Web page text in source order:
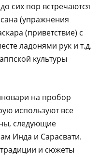
сих пор встречаются
(упражнения
(приветствие) с
ладонями рук и т.д.
культуры
на пробор
используют все
следующие
Инда и Сарасвати.
и сюжеты